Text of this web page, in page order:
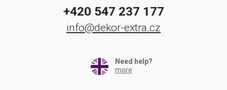
+420 547 237 177
info@dekor-extra.cz
Need help?
more